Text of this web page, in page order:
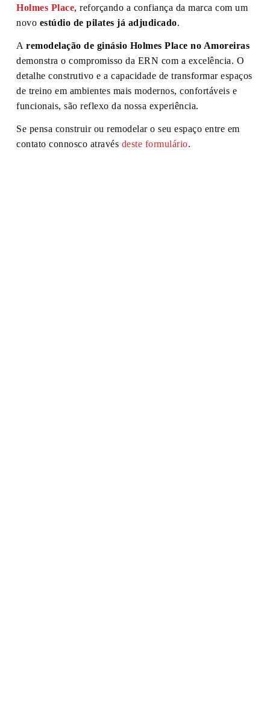
Holmes Place, reforçando a confiança da marca com um
novo estúdio de pilates já adjudicado.
Aremodelação de ginásio Holmes Place no Amoreiras
demonstra o compromisso da ERN com a excelência. O
detalhe construtivo e a capacidade de transformar espaços
de treino em ambientes mais modernos, confortáveis e
funcionais, são reflexo da nossa experiência.
Se pensa construir ou remodelar o seu espaço entre em
contato connosco através deste formulário.